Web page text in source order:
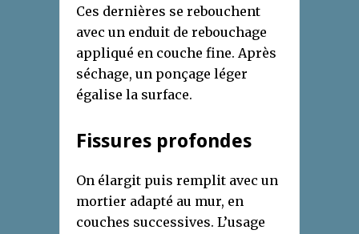
Ces dernières se rebouchent
avec un enduit de rebouchage
appliqué en couche fine. Après
séchage, un ponçage léger
égalise la surface.
Fissures profondes
On élargit puis remplit avec un
mortier adapté au mur, en
couches successives. L’usage